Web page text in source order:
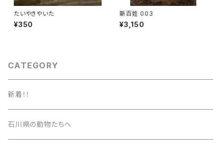
たいやきやいた
¥350
新百姓 003
¥3,150
CATEGORY
新着！！
石川県の動物たちへ